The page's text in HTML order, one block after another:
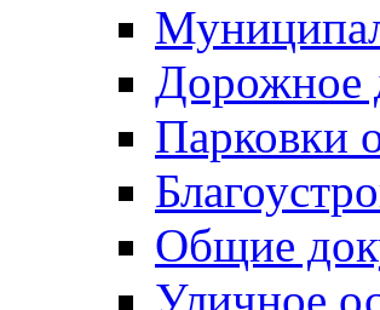
Дорожное
Парковки
Общие